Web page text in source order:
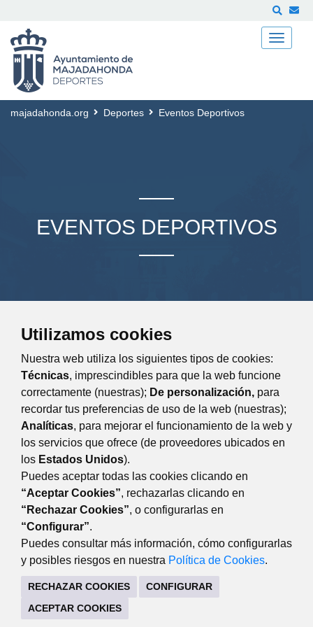
Utilizamos cookies
Nuestra web utiliza los siguientes tipos de cookies:
Técnicas, imprescindibles para que la web funcione
correctamente (nuestras); De personalización, para
recordar tus preferencias de uso de la web (nuestras);
Analíticas, para mejorar el funcionamiento de la web y
los servicios que ofrece (de proveedores ubicados en
los Estados Unidos).
Puedes aceptar todas las cookies clicando en
“Aceptar Cookies”, rechazarlas clicando en
“Rechazar Cookies”, o configurarlas en
“Configurar”.
Puedes consultar más información, cómo configurarlas
y posibles riesgos en nuestra Política de Cookies.
RECHAZAR COOKIES
CONFIGURAR
ACEPTAR COOKIES
majadahonda.org Deportes Eventos Deportivos
EVENTOS DEPORTIVOS
Anterior martes
Centro Deportivo 'Huerta Vieja'. Acceso por C/Puerto de
Cotos, s/n 28220 Majadahonda
91 634 94 23
deportes@majadahonda.org
CONTACTO